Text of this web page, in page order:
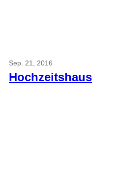
Sep. 21, 2016
Hochzeitshaus